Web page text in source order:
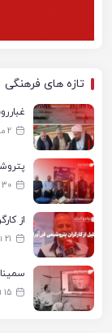
تازه های فرهنگی
2 مهر 1404 - ۲۱:۵۶
30 شهریور 1404 - ۲۱:۴۵
از
21 اردیبهشت 1404 - ۰۰:۰۱
15 اردیبهشت 1404 - ۱۸:۵۳